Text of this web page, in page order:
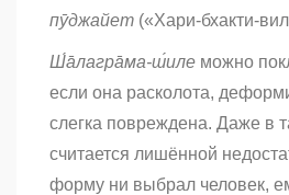
пӯджайет («Хари-бхакти-
Ш́а̄лагра̄ма-ш́иле можно
если она расколота,
слегка повреждена. Даже в
считается лишённой
форму ни выбрал человек,